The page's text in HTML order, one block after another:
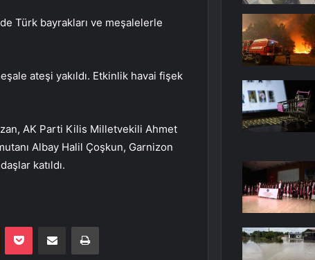
Türk bayrakları ve meşalelerle
ateşi yakıldı. Etkinlik havai fişek
AK Parti Kilis Milletvekili Ahmet
Albay Halil Çoşkun, Garnizon
katıldı.
Pocket E-Posta ile paylaş Yazdır